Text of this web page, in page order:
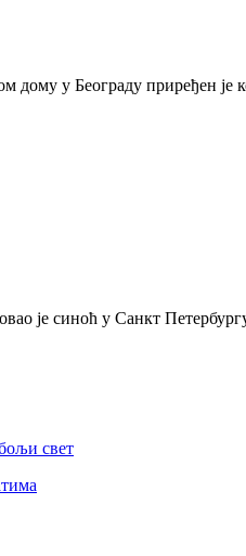
у Београду приређен је
је синоћ у Санкт
свет